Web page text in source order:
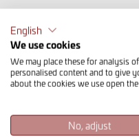
Het
English
We use cookies
We may place these for analysis
personalised content and to give
about the cookies we use open
No, adjust